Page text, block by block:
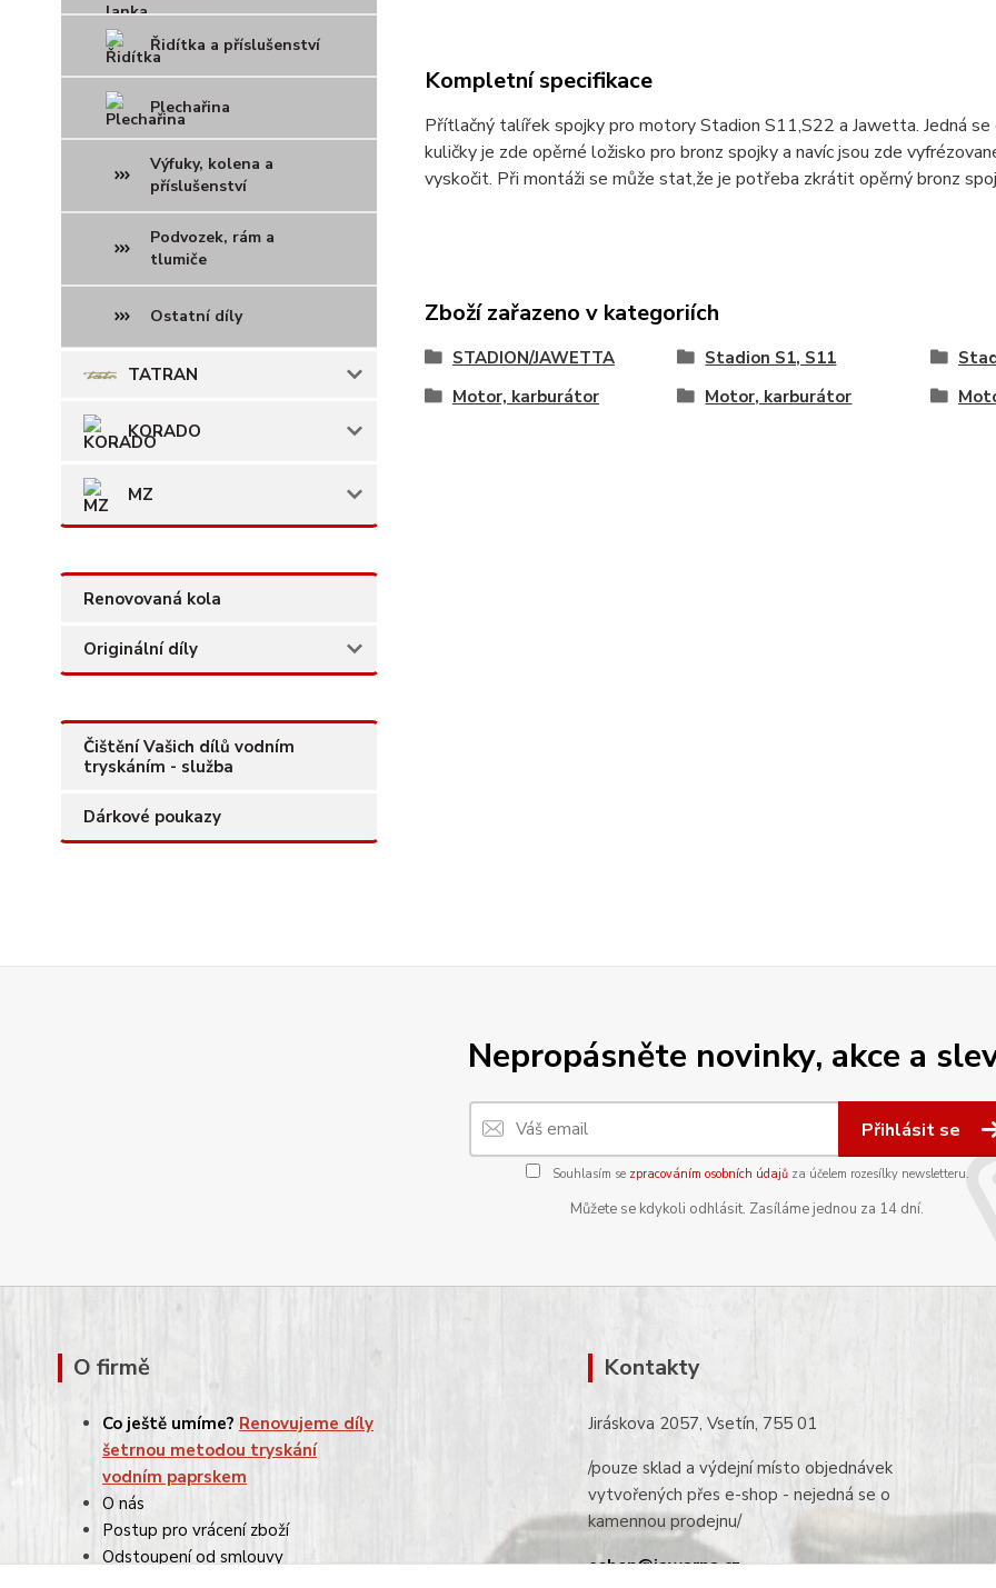
Řidítka a příslušenství
Plechařina
Výfuky, kolena a
příslušenství
Podvozek, rám a
tlumiče
Ostatní díly
TATRAN
KORADO
MZ
Renovovaná kola
Originální díly
Čištění Vašich dílů vodním
tryskáním - služba
Dárkové poukazy
Kompletní specifikace
Přítlačný talířek spojky pro motory Stadion S11,S22 a Jawetta. Jedná
kuličky je zde opěrné ložisko pro bronz spojky a navíc jsou zde
vyskočit. Při montáži se může stat,že je potřeba zkrátit opěrný bronz
Zboží zařazeno v kategoriích
STADION/JAWETTA Stadion S1, S11
Motor, karburátor
Motor, karburátor
Nepropásněte novinky, akce a
Přihlásit se
Souhlasím se zpracováním osobních údajůza účelem rozesílky newsletteru.
Můžete se kdykoli odhlásit. Zasíláme jednou za 14 dní.
O firmě
Co ještě umíme? Renovujeme díly
šetrnou metodou tryskání
vodním paprskem
O nás
Postup pro vrácení zboží
Odstoupení od smlouvy
Kontakty
Jiráskova 2057, Vsetín, 755 01
/pouze sklad a výdejní místo objednávek
vytvořených přes e-shop - nejedná se o
kamennou prodejnu/
eshop@jawarna.cz